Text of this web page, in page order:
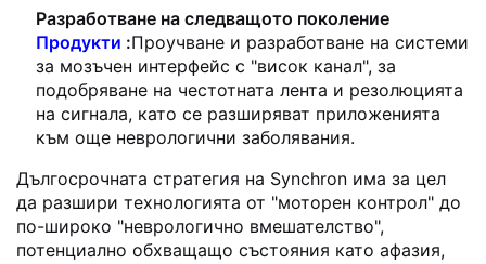
Разработване на следващото поколение
Продукти :Проучване и разработване на системи
за мозъчен интерфейс с "висок канал", за
подобряване на честотната лента и резолюцията
на сигнала, като се разширяват приложенията
към още неврологични заболявания.
Дългосрочната стратегия на Synchron има за цел
да разшири технологията от "моторен контрол" до
по-широко "неврологично вмешателство",
потенциално обхващащо състояния като афазия,